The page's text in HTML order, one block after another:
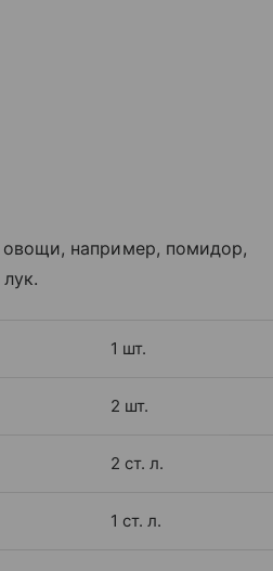
например, помидор,
1 шт.
2 шт.
2 ст. л.
1 ст. л.